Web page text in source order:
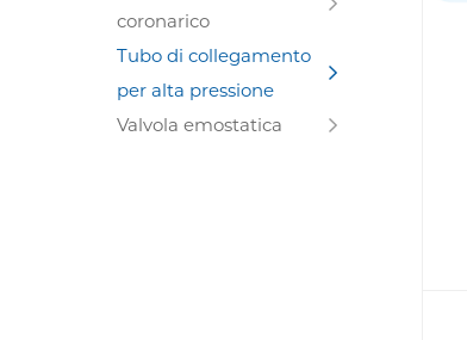
coronarico
Tubo di collegamento
per alta pressione
Valvola emostatica